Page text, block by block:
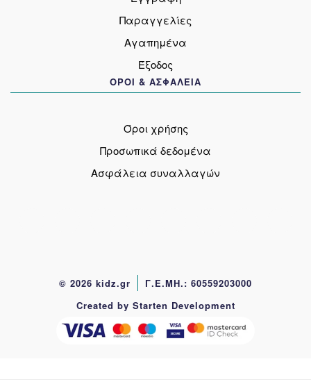
Παραγγελίες
Αγαπημένα
Έξοδος
ΟΡΟΙ & ΑΣΦΑΛΕΙΑ
Όροι χρήσης
Προσωπικά δεδομένα
Ασφάλεια συναλλαγών
© 2026 kidz.gr
Γ.Ε.ΜΗ.: 60559203000
Created by Starten Development